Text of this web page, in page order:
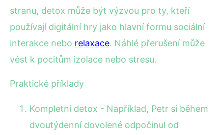
stranu, detox může být výzvou pro ty, kteří
používají digitální hry jako hlavní formu sociální
interakce nebo relaxace. Náhlé přerušení může
vést k pocitům izolace nebo stresu.
Praktické příklady
Kompletní detox - Například, Petr si během
dvoutýdenní dovolené odpočinul od